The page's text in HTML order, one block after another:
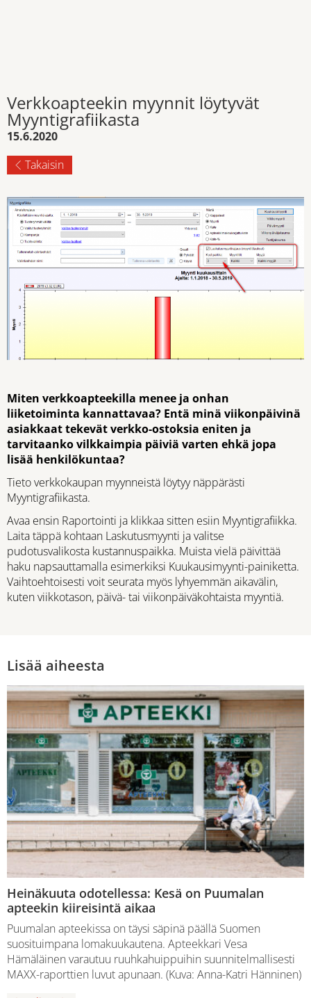
Verkkoapteekin myynnit löytyvät
Myyntigrafiikasta
15.6.2020
Takaisin
Miten verkkoapteekilla menee ja onhan
liiketoiminta kannattavaa? Entä minä viikonpäivinä
asiakkaat tekevät verkko-ostoksia eniten ja
tarvitaanko vilkkaimpia päiviä varten ehkä jopa
lisää henkilökuntaa?
Tieto verkkokaupan myynneistä löytyy näppärästi
Myyntigrafiikasta.
Avaa ensin Raportointi ja klikkaa sitten esiin Myyntigrafiikka.
Laita täppä kohtaan Laskutusmyynti ja valitse
pudotusvalikosta kustannuspaikka. Muista vielä päivittää
haku napsauttamalla esimerkiksi Kuukausimyynti-painiketta.
Vaihtoehtoisesti voit seurata myös lyhyemmän aikavälin,
kuten viikkotason, päivä- tai viikonpäiväkohtaista myyntiä.
Lisää aiheesta
Heinäkuuta odotellessa: Kesä on Puumalan
apteekin kiireisintä aikaa
Puumalan apteekissa on täysi säpinä päällä Suomen
suosituimpana lomakuukautena. Apteekkari Vesa
Hämäläinen varautuu ruuhkahuippuihin suunnitelmallisesti
MAXX-raporttien luvut apunaan. (Kuva: Anna-Katri Hänninen)